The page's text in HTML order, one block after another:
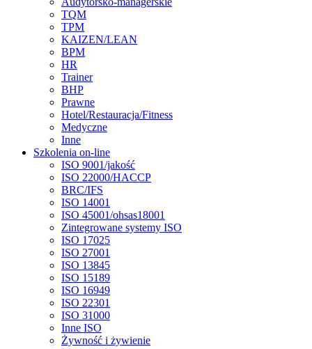
TQM
TPM
KAIZEN/LEAN
BPM
HR
Trainer
BHP
Prawne
Hotel/Restauracja/Fitness
Medyczne
Inne
Szkolenia on-line
ISO 9001/jakość
ISO 22000/HACCP
BRC/IFS
ISO 14001
ISO 45001/ohsas18001
Zintegrowane systemy ISO
ISO 17025
ISO 27001
ISO 13845
ISO 15189
ISO 16949
ISO 22301
ISO 31000
Inne ISO
Żywność i żywienie